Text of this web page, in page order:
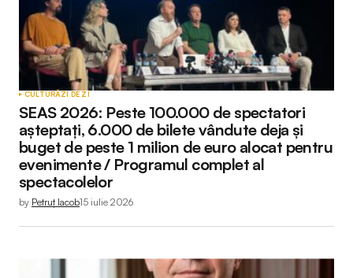
CULTURĂZI DE ZI
SEAS 2026: Peste 100.000 de spectatori
așteptați, 6.000 de bilete vândute deja și
buget de peste 1 milion de euro alocat pentru
evenimente / Programul complet al
spectacolelor
by Petruț Iacob15 iulie 2026